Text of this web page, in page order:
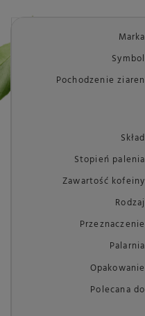
Marka
Symbol
Pochodzenie ziaren
Skład
Stopień palenia
Zawartość kofeiny
Rodzaj
Przeznaczenie
Palarnia
Opakowanie
Polecana do